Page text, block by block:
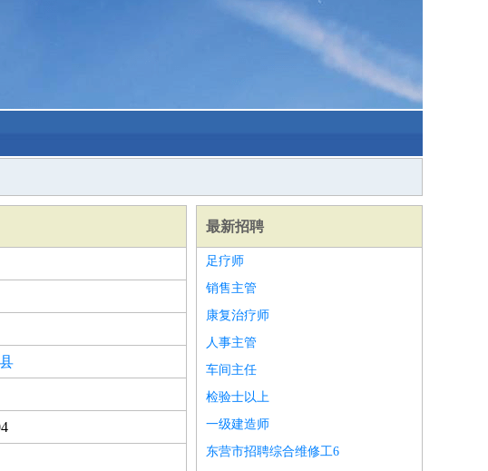
最新招聘
足疗师
销售主管
康复治疗师
人事主管
车间主任
检验士以上
一级建造师
东营市招聘综合维修工6